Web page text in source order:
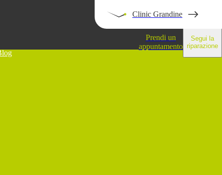
Prendi un
appuntamento
Segui la
riparazione
Clinic Grandine